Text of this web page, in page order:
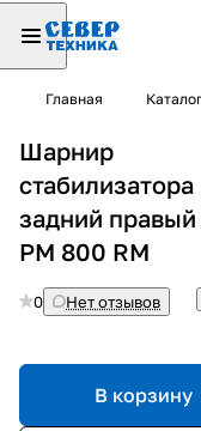
Главная
Шарнир
стабилизатора
задний правый
РМ 800 RM
0 Нет отзывов
В корзину